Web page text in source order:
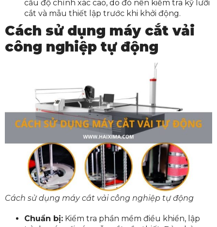
cầu độ chính xác cao, do đó nên kiểm tra kỹ lưỡi
cắt và mẫu thiết lập trước khi khởi động.
Cách sử dụng máy cắt vải
công nghiệp tự động
Cách sử dụng máy cắt vải công nghiệp tự động
Chuẩn bị: Kiểm tra phần mềm điều khiển, lập